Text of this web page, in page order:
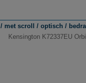
met scroll / optisch /
Kensington K72337EU